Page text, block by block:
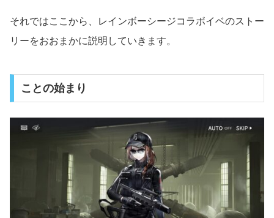
それではここから、レインボーシージコラボイベのストー
リーをおおまかに説明していきます。
ことの始まり